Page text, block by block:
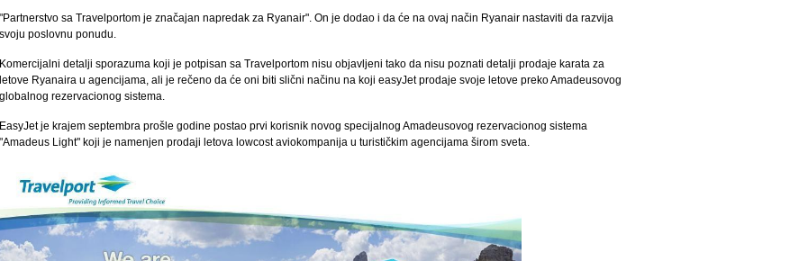
"Partnerstvo sa Travelportom je značajan napredak za Ryanair". On je dodao i da će na ovaj način Ryanair nastaviti da razvija
svoju poslovnu ponudu.
Komercijalni detalji sporazuma koji je potpisan sa Travelportom nisu objavljeni tako da nisu poznati detalji prodaje karata za
letove Ryanaira u agencijama, ali je rečeno da će oni biti slični načinu na koji easyJet prodaje svoje letove preko Amadeusovog
globalnog rezervacionog sistema.
EasyJet je krajem septembra prošle godine postao prvi korisnik novog specijalnog Amadeusovog rezervacionog sistema
"Amadeus Light" koji je namenjen prodaji letova lowcost aviokompanija u turističkim agencijama širom sveta.